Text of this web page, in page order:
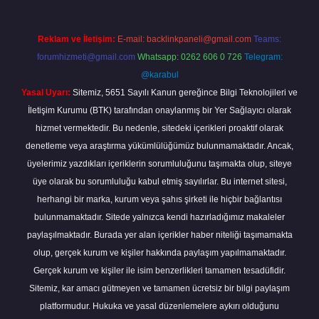
Reklam ve İletişim: E-mail: backlinkpaneli@gmail.com Teams:
forumhizmeti@gmail.com Whatsapp: 0262 606 0 726 Telegram:
@karabul
Yasal Uyarı: Sitemiz, 5651 Sayılı Kanun gereğince Bilgi Teknolojileri ve
İletişim Kurumu (BTK) tarafından onaylanmış bir Yer Sağlayıcı olarak
hizmet vermektedir. Bu nedenle, sitedeki içerikleri proaktif olarak
denetleme veya araştırma yükümlülüğümüz bulunmamaktadır. Ancak,
üyelerimiz yazdıkları içeriklerin sorumluluğunu taşımakta olup, siteye
üye olarak bu sorumluluğu kabul etmiş sayılırlar. Bu internet sitesi,
herhangi bir marka, kurum veya şahıs şirketi ile hiçbir bağlantısı
bulunmamaktadır. Sitede yalnızca kendi hazırladığımız makaleler
paylaşılmaktadır. Burada yer alan içerikler haber niteliği taşımamakta
olup, gerçek kurum ve kişiler hakkında paylaşım yapılmamaktadır.
Gerçek kurum ve kişiler ile isim benzerlikleri tamamen tesadüfidir.
Sitemiz, kar amacı gütmeyen ve tamamen ücretsiz bir bilgi paylaşım
platformudur. Hukuka ve yasal düzenlemelere aykırı olduğunu